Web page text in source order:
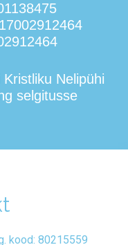
Nelipühi
selgitusse
kood: 80215559